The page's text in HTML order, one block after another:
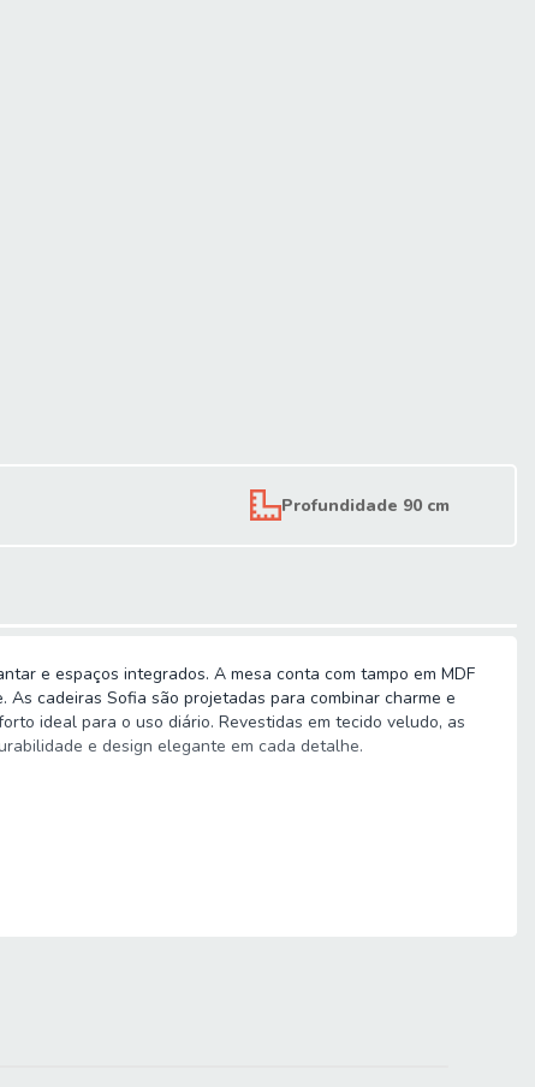
Profundidade 90 cm
e espaços integrados. A mesa conta com tampo em MDF
cadeiras Sofia são projetadas para combinar charme e
ideal para o uso diário. Revestidas em tecido veludo, as
e design elegante em cada detalhe.